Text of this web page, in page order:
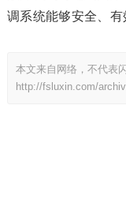
调系统能够安全、有
本文来自网络，不代表
http://fsluxin.com/